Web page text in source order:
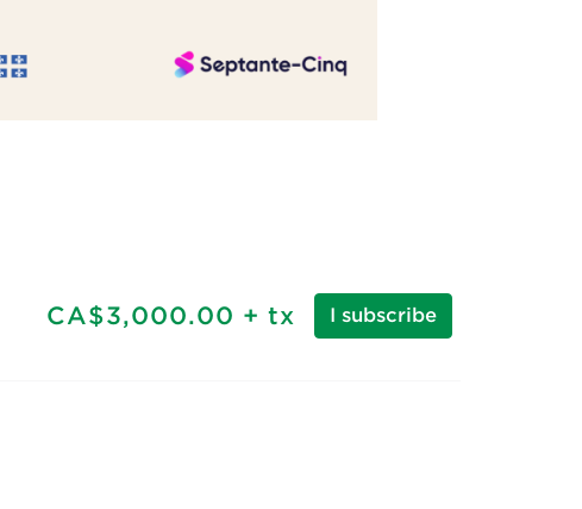
CA$3,000.00 + tx I subscribe